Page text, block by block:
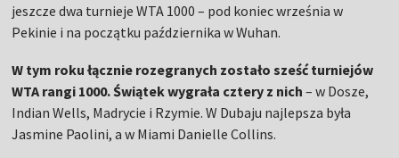
jeszcze dwa turnieje WTA 1000 – pod koniec września w
Pekinie i na początku października w Wuhan.
W tym roku łącznie rozegranych zostało sześć turniejów
WTA rangi 1000.Świątek wygrała cztery z nich– w Dosze,
Indian Wells, Madrycie i Rzymie. W Dubaju najlepsza była
Jasmine Paolini, a w Miami Danielle Collins.